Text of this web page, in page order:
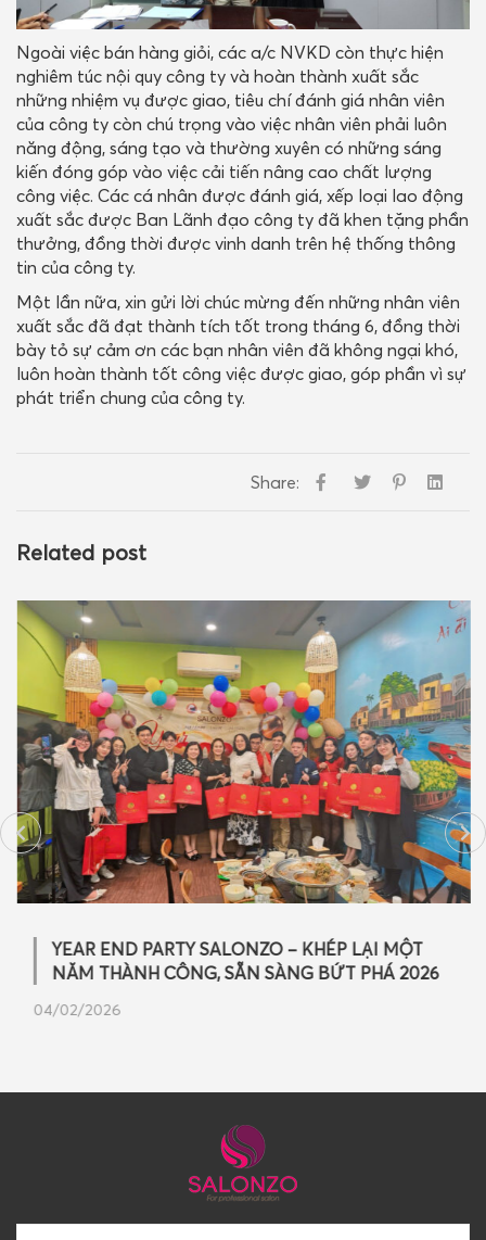
Ngoài việc bán hàng giỏi, các a/c NVKD còn thực hiện
nghiêm túc nội quy công ty và hoàn thành xuất sắc
những nhiệm vụ được giao, tiêu chí đánh giá nhân viên
của công ty còn chú trọng vào việc nhân viên phải luôn
năng động, sáng tạo và thường xuyên có những sáng
kiến đóng góp vào việc cải tiến nâng cao chất lượng
công việc. Các cá nhân được đánh giá, xếp loại lao động
xuất sắc được Ban Lãnh đạo công ty đã khen tặng phần
thưởng, đồng thời được vinh danh trên hệ thống thông
tin của công ty.
Một lần nữa, xin gửi lời chúc mừng đến những nhân viên
xuất sắc đã đạt thành tích tốt trong tháng 6, đồng thời
bày tỏ sự cảm ơn các bạn nhân viên đã không ngại khó,
luôn hoàn thành tốt công việc được giao, góp phần vì sự
phát triển chung của công ty.
Share:
Related post
YEAR END PARTY SALONZO – KHÉP LẠI MỘT
NĂM THÀNH CÔNG, SẴN SÀNG BỨT PHÁ 2026
04/02/2026